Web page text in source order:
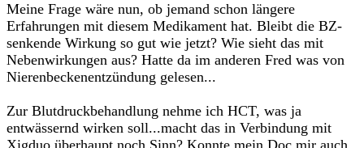
Meine Frage wäre nun, ob jemand schon längere
Erfahrungen mit diesem Medikament hat. Bleibt die BZ-
senkende Wirkung so gut wie jetzt? Wie sieht das mit
Nebenwirkungen aus? Hatte da im anderen Fred was von
Nierenbeckenentzündung gelesen...
Zur Blutdruckbehandlung nehme ich HCT, was ja
entwässernd wirken soll...macht das in Verbindung mit
Xigduo überhaupt noch Sinn? Konnte mein Doc mir auch